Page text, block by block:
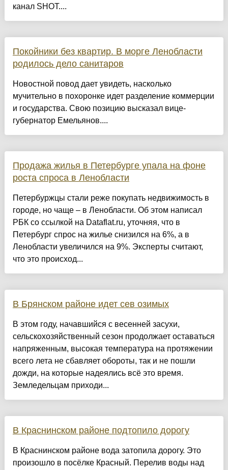
канал SHOT....
Покойники без квартир. В морге Ленобласти
родилось дело санитаров
Новостной повод дает увидеть, насколько
мучительно в похоронке идет разделение коммерции
и государства. Свою позицию высказал вице-
губернатор Емельянов....
Продажа жилья в Петербурге упала на фоне
роста спроса в Ленобласти
Петербуржцы стали реже покупать недвижимость в
городе, но чаще – в Ленобласти. Об этом написал
РБК со ссылкой на Dataflat.ru, уточняя, что в
Петербург спрос на жилье снизился на 6%, а в
Ленобласти увеличился на 9%. Эксперты считают,
что это происход...
В Брянском районе идет сев озимых
В этом году, начавшийся с весенней засухи,
сельскохозяйственный сезон продолжает оставаться
напряженным, высокая температура на протяжении
всего лета не сбавляет обороты, так и не пошли
дожди, на которые надеялись всё это время.
Земледельцам приходи...
В Краснинском районе подтопило дорогу
В Краснинском районе вода затопила дорогу. Это
произошло в посёлке Красный. Перелив воды над